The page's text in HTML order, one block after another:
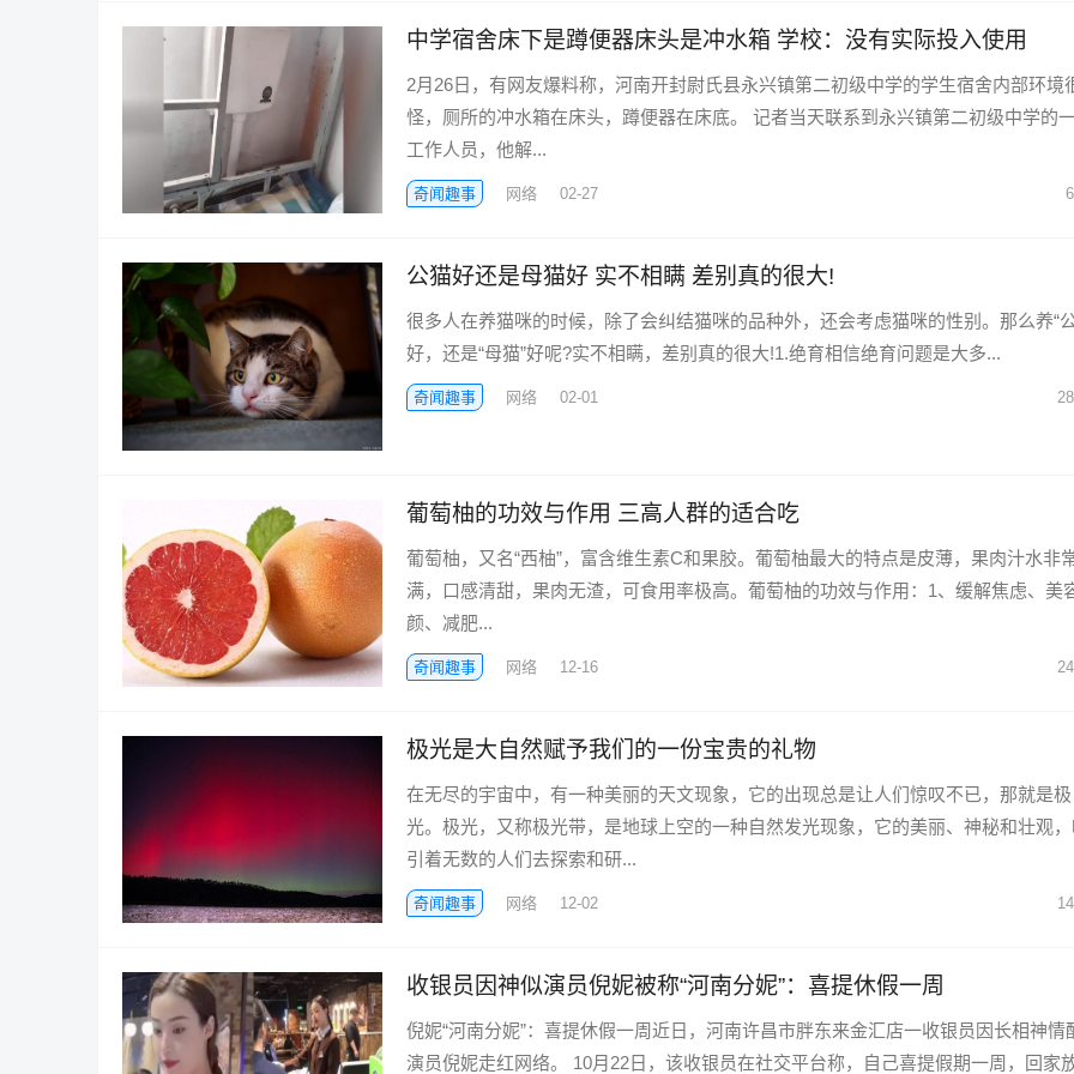
中学宿舍床下是蹲便器床头是冲水箱 学校：没有实际投入使用
2月26日，有网友爆料称，河南开封尉氏县永兴镇第二初级中学的学生宿舍内部环境
怪，厕所的冲水箱在床头，蹲便器在床底。 记者当天联系到永兴镇第二初级中学的
工作人员，他解...
奇闻趣事 网络 02-27 6
公猫好还是母猫好 实不相瞒 差别真的很大!
很多人在养猫咪的时候，除了会纠结猫咪的品种外，还会考虑猫咪的性别。那么养“
好，还是“母猫”好呢?实不相瞒，差别真的很大!1.绝育相信绝育问题是大多...
奇闻趣事 网络 02-01 28
葡萄柚的功效与作用 三高人群的适合吃
葡萄柚，又名“西柚”，富含维生素C和果胶。葡萄柚最大的特点是皮薄，果肉汁水非
满，口感清甜，果肉无渣，可食用率极高。葡萄柚的功效与作用：1、缓解焦虑、美
颜、减肥...
奇闻趣事 网络 12-16 24
极光是大自然赋予我们的一份宝贵的礼物
在无尽的宇宙中，有一种美丽的天文现象，它的出现总是让人们惊叹不已，那就是极
光。极光，又称极光带，是地球上空的一种自然发光现象，它的美丽、神秘和壮观，
引着无数的人们去探索和研...
奇闻趣事 网络 12-02 14
收银员因神似演员倪妮被称“河南分妮”：喜提休假一周
倪妮“河南分妮”：喜提休假一周近日，河南许昌市胖东来金汇店一收银员因长相神情
演员倪妮走红网络。 10月22日，该收银员在社交平台称，自己喜提假期一周，回家